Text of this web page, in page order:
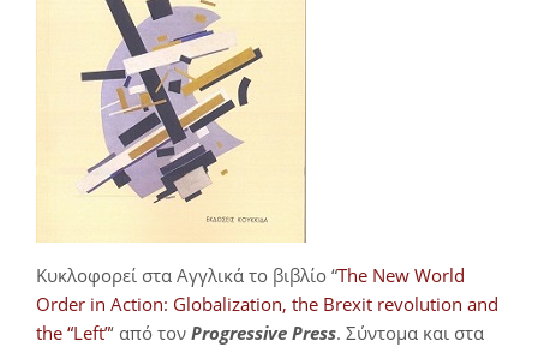
Κυκλοφορεί στα Αγγλικά το βιβλίο “The New World
Order in Action: Globalization, the Brexit revolution and
the “Left”‘ από τον Progressive Press. Σύντομα και στα